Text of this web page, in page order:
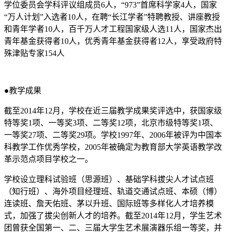
学位委员会学科评议组成员6人，“973”首席科学家4人，国家
“万人计划”入选者10人，在聘“长江学者”特聘教授、讲座教授
和青年学者10人，百千万人才工程国家级人选11人，国家杰出
青年基金获得者10人，优秀青年基金获得者12人，享受政府特
殊津贴专家154人
●教学成果
截至2014年12月，学校在近三届教学成果奖评选中，获国家级
特等奖1项、一等奖3项、二等奖12项，北京市级特等奖1项、
一等奖27项、二等奖29项。学校1997年、2006年被评为中国本
科教学工作优秀学校，2005年被确定为教育部大学英语教学改
革示范点项目学校之一。
学校设立理科试验班（思源班）、基础学科拔尖人才试点班
（知行班）、海外项目经理班、轨道交通试点班、本硕（博）
连读班、詹天佑班、茅以升班、国际班等多样化人才培养模
式，加强了拔尖创新人才的培养。截至2014年12月，学生艺术
团曾获全国第一、二、三届大学生艺术展演器乐组一等奖，并